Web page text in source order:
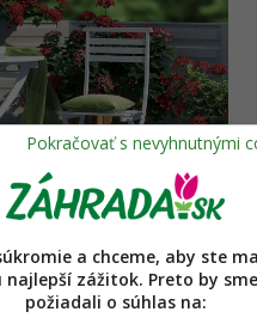
Balkón, terasa, izbovky
užiť aj na balkóne
a chceme, aby ste
najlepší zážitok. Preto by
požiadali o súhlas na: